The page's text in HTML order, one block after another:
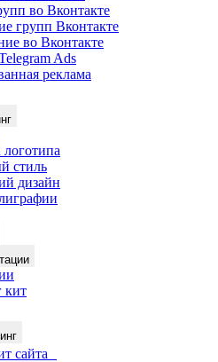
во Вконтакте
групп Вконтакте
во Вконтакте
Ads
реклама
логотипа
стиль
дизайн
кит
сайта